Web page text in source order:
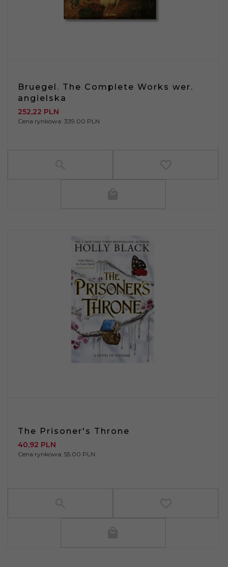
Bruegel. The Complete Works wer.
angielska
252,22 PLN
Cena rynkowa: 339.00 PLN
The Prisoner's Throne
40,92 PLN
Cena rynkowa: 55.00 PLN